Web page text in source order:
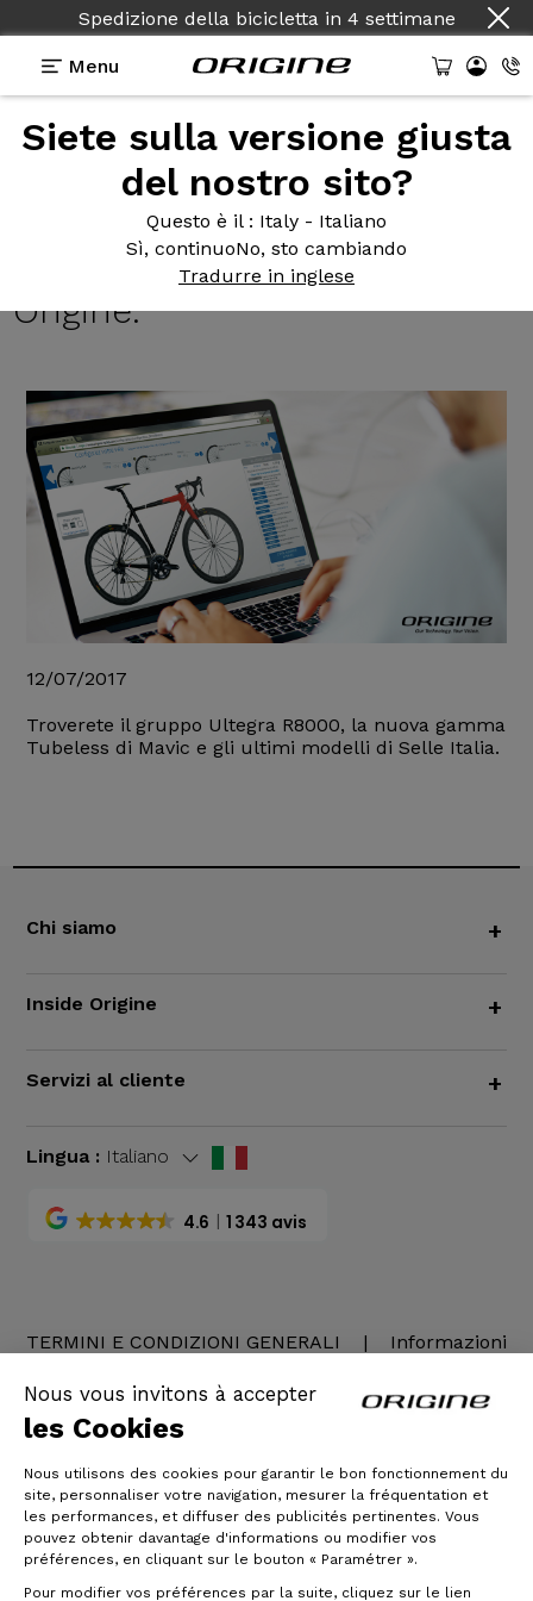
Nous vous invitons à accepter
les Cookies
Nous utilisons des cookies pour garantir le bon fonctionnement du
site, personnaliser votre navigation, mesurer la fréquentation et
les performances, et diffuser des publicités pertinentes. Vous
pouvez obtenir davantage d'informations ou modifier vos
préférences, en cliquant sur le bouton « Paramétrer ».
Pour modifier vos préférences par la suite, cliquez sur le lien
Spedizione della bicicletta in 4 settimane
Menu
Siete sulla versione giusta
del nostro sito?
Questo è il : Italy - Italiano
Sì, continuoNo, sto cambiando
Tradurre in inglese
Notizie Origine >
I nuovi modelli 2018 sono presenti
modelli 2018 sono
presenti sul configuratore
Origine.
12/07/2017
Troverete il gruppo Ultegra R8000, la nuova gamma
Tubeless di Mavic e gli ultimi modelli di Selle Italia.
Chi siamo +
Inside Origine +
Servizi al cliente +
Lingua : Italiano
4.6 1 343 avis
TERMINI E CONDIZIONI GENERALI |
Informazioni